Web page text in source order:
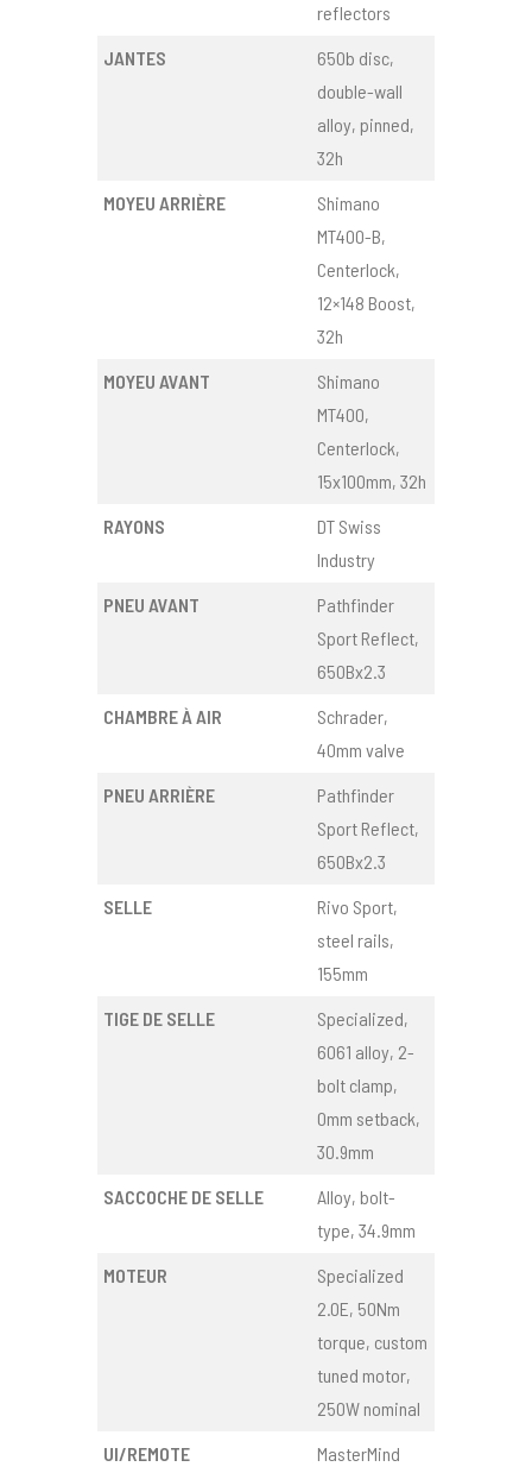
reflectors
JANTES
650b disc,
double-wall
alloy, pinned,
32h
MOYEU ARRIÈRE
Shimano
MT400-B,
Centerlock,
12×148 Boost,
32h
MOYEU AVANT
Shimano
MT400,
Centerlock,
15x100mm, 32h
RAYONS
DT Swiss
Industry
PNEU AVANT
Pathfinder
Sport Reflect,
650Bx2.3
CHAMBRE À AIR
Schrader,
40mm valve
PNEU ARRIÈRE
Pathfinder
Sport Reflect,
650Bx2.3
SELLE
Rivo Sport,
steel rails,
155mm
TIGE DE SELLE
Specialized,
6061 alloy, 2-
bolt clamp,
0mm setback,
30.9mm
SACCOCHE DE SELLE
Alloy, bolt-
type, 34.9mm
MOTEUR
Specialized
2.0E, 50Nm
torque, custom
tuned motor,
250W nominal
UI/REMOTE
MasterMind